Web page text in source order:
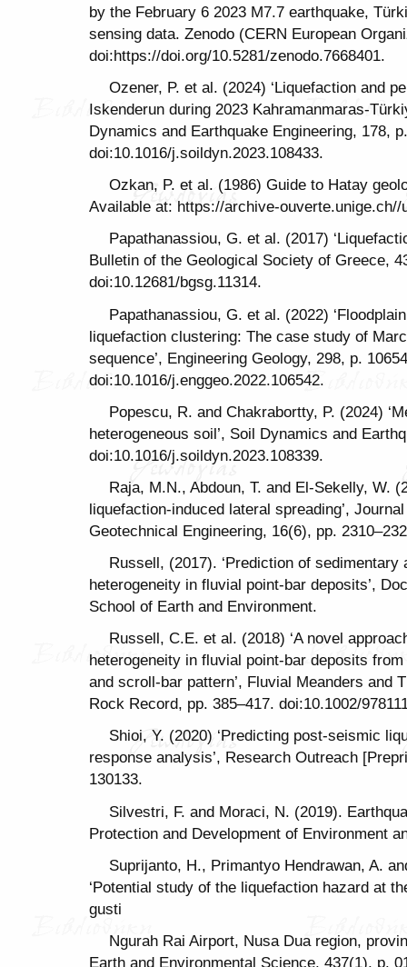
by the February 6 2023 M7.7 earthquake,
sensing data. Zenodo (CERN European
doi:https://doi.org/10.5281/zenodo.7668401.
Ozener, P. et al. (2024) ‘Liquefaction and
Iskenderun during 2023 Kahramanmaras-
Dynamics and Earthquake Engineering, 178,
doi:10.1016/j.soildyn.2023.108433.
Ozkan, P. et al. (1986) Guide to Hatay
Available at: https://archive-ouverte.unige.ch//
Papathanassiou, G. et al. (2017)
Bulletin of the Geological Society of Greece,
doi:10.12681/bgsg.11314.
Papathanassiou, G. et al. (2022)
liquefaction clustering: The case study of
sequence’, Engineering Geology, 298, p.
doi:10.1016/j.enggeo.2022.106542.
Popescu, R. and Chakrabortty, P. (2024)
heterogeneous soil’, Soil Dynamics and
doi:10.1016/j.soildyn.2023.108339.
Raja, M.N., Abdoun, T. and El-Sekelly, W.
liquefaction-induced lateral spreading’,
Geotechnical Engineering, 16(6), pp.
Russell, (2017). ‘Prediction of
heterogeneity in fluvial point-bar deposits’,
School of Earth and Environment.
Russell, C.E. et al. (2018) ‘A novel
heterogeneity in fluvial point‐bar deposits
and scroll‐bar pattern’, Fluvial Meanders and
Rock Record, pp. 385–417. doi:10.1002/
Shioi, Y. (2020) ‘Predicting post-seismic
response analysis’, Research Outreach
130133.
Silvestri, F. and Moraci, N. (2019).
Protection and Development of Environment
Suprijanto, H., Primantyo Hendrawan, A.
‘Potential study of the liquefaction hazard at
gusti
Ngurah Rai Airport, Nusa Dua region,
Earth and Environmental Science, 437(1), p.